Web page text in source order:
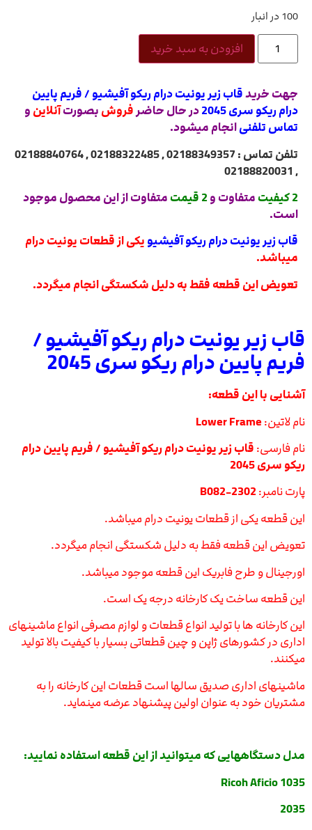
100 در انبار
افزودن به سبد خرید
جهت خریدقاب زیر یونیت درام ریکو آفیشیو / فریم پایین
درام ریکو سری 2045
در حال حاضرفروش بصورتآنلاین و
تماس تلفنیانجام میشود.
تلفن تماس : 02188349357 , 02188322485 , 02188840764
, 02188820031
2 کیفیت
متفاوت و 2 قیمت
متفاوت از این محصول موجود
است.
قاب زیر یونیت درام ریکو آفیشیو یکی از قطعات یونیت درام
میباشد.
تعویض این قطعه فقط به دلیل شکستگی انجام میگردد.
قاب زیر یونیت درام ریکو آفیشیو /
فریم پایین درام ریکو سری 2045
آشنایی با این قطعه:
نام لاتین:Lower Frame
نام فارسی: قاب زیر یونیت درام ریکو آفیشیو / فریم پایین درام
ریکو سری 2045
پارت نامبر: B082-2302
این قطعه یکی از قطعات یونیت درام میباشد.
تعویض این قطعه فقط به دلیل شکستگی انجام میگردد.
اورجینال و طرح فابریک این قطعه موجود میباشد.
این قطعه ساخت یک کارخانه درجه یک است.
این کارخانه ها با تولید انواع قطعات و لوازم مصرفی انواع ماشینهای
اداری در کشورهای ژاپن و چین قطعاتی بسیار با کیفیت بالا تولید
میکنند.
ماشینهای اداری صدیق سالها است قطعات این کارخانه را به
مشتریان خود به عنوان اولین پیشنهاد عرضه مینماید.
مدل دستگاههایی که میتوانید از این قطعه استفاده نمایید:
Ricoh Aficio 1035
2035